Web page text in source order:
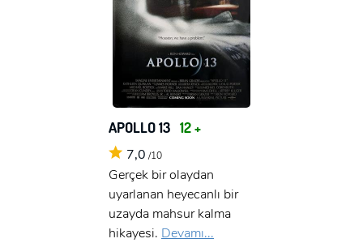
APOLLO 13 12 +
7,0 /10
Gerçek bir olaydan
uyarlanan heyecanlı bir
uzayda mahsur kalma
hikayesi. Devamı...